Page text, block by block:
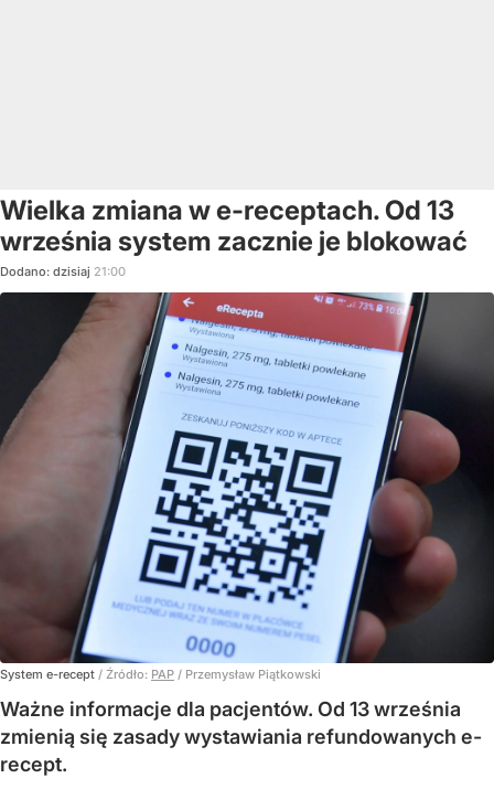
Wielka zmiana w e-receptach. Od 13
września system zacznie je blokować
Dodano: dzisiaj 21:00
System e-recept / Źródło: PAP / Przemysław Piątkowski
Ważne informacje dla pacjentów. Od 13 września
zmienią się zasady wystawiania refundowanych e-
recept.